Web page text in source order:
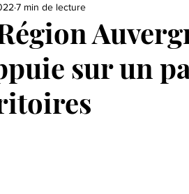
sur un
7 min de lecture